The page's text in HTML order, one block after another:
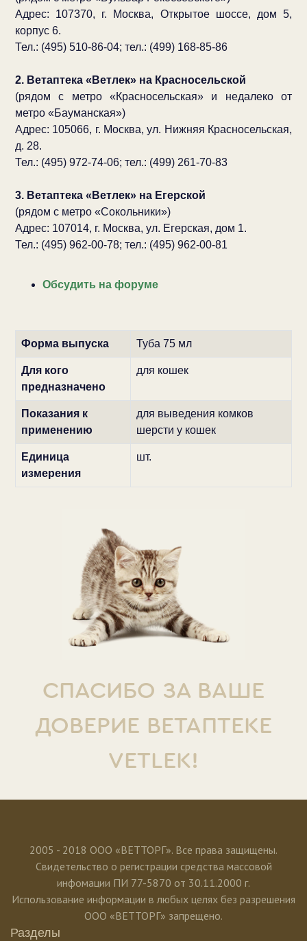
Адрес: 107370, г. Москва, Открытое шоссе, дом 5,
корпус 6.
Тел.: (495) 510-86-04; тел.: (499) 168-85-86
2. Ветаптека «Ветлек» на Красносельской
(рядом с метро «Красносельская» и недалеко от
метро «Бауманская»)
Адрес: 105066, г. Москва, ул. Нижняя Красносельская,
д. 28.
Тел.: (495) 972-74-06; тел.: (499) 261-70-83
3. Ветаптека «Ветлек» на Егерской
(рядом с метро «Сокольники»)
Адрес: 107014, г. Москва, ул. Егерская, дом 1.
Тел.: (495) 962-00-78; тел.: (495) 962-00-81
Обсудить на форуме
Форма выпуска Туба 75 мл
Для кого
предназначено
для кошек
Показания к
применению
для выведения комков
шерсти у кошек
Единица
измерения
шт.
СПАСИБО ЗА ВАШЕ
ДОВЕРИЕ ВЕТАПТЕКЕ
VETLEK!
2005 - 2018 ООО «ВЕТТОРГ». Все права защищены.
Свидетельство о регистрации средства массовой
инфомации ПИ 77-5870 от 30.11.2000 г.
Использование информации в любых целях без разрешения
ООО «ВЕТТОРГ» запрещено.
Разделы